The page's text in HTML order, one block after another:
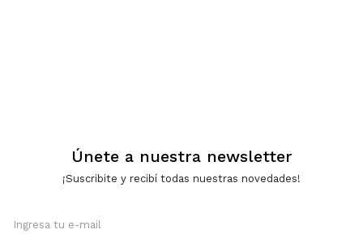
Únete a nuestra newsletter
¡Suscribite y recibí todas nuestras novedades!